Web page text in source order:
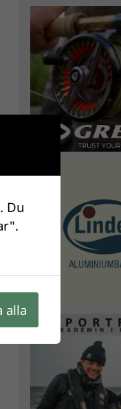
Du
alla